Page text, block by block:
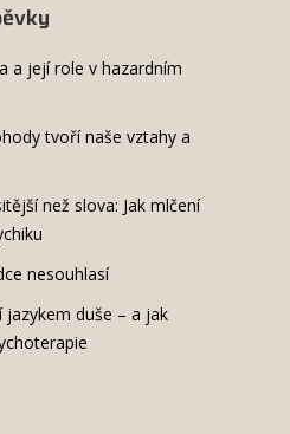
a její role v hazardním
tvoří naše vztahy a
než slova: Jak mlčení
nesouhlasí
jazykem duše – a jak